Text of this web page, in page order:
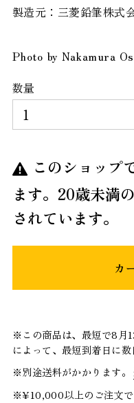
製造元：三菱鉛筆株式
Photo by Nakamura
数量
このショップ
ます。20歳未満
されています。
カ
※この商品は、最短で8月
によって、最短到着日に
※別途送料がかかります。
※¥10,000以上のご注文で